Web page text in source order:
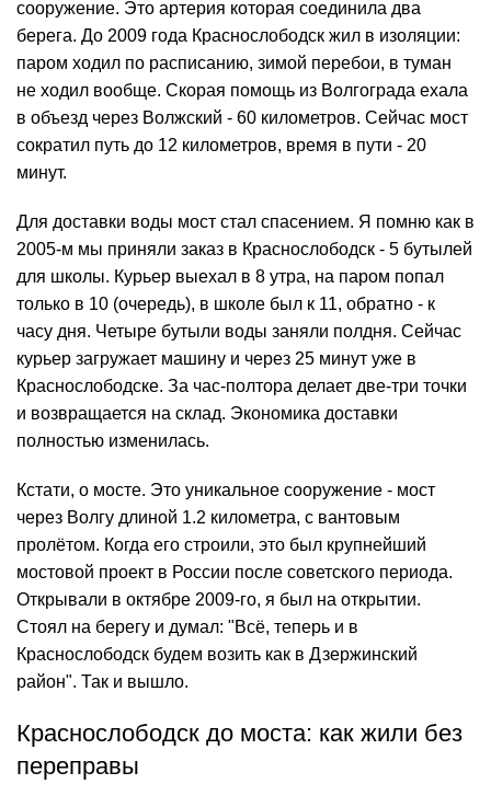
сооружение. Это артерия которая соединила два
берега. До 2009 года Краснослободск жил в изоляции:
паром ходил по расписанию, зимой перебои, в туман
не ходил вообще. Скорая помощь из Волгограда ехала
в объезд через Волжский - 60 километров. Сейчас мост
сократил путь до 12 километров, время в пути - 20
минут.
Для доставки воды мост стал спасением. Я помню как в
2005-м мы приняли заказ в Краснослободск - 5 бутылей
для школы. Курьер выехал в 8 утра, на паром попал
только в 10 (очередь), в школе был к 11, обратно - к
часу дня. Четыре бутыли воды заняли полдня. Сейчас
курьер загружает машину и через 25 минут уже в
Краснослободске. За час-полтора делает две-три точки
и возвращается на склад. Экономика доставки
полностью изменилась.
Кстати, о мосте. Это уникальное сооружение - мост
через Волгу длиной 1.2 километра, с вантовым
пролётом. Когда его строили, это был крупнейший
мостовой проект в России после советского периода.
Открывали в октябре 2009-го, я был на открытии.
Стоял на берегу и думал: "Всё, теперь и в
Краснослободск будем возить как в Дзержинский
район". Так и вышло.
Краснослободск до моста: как жили без
переправы